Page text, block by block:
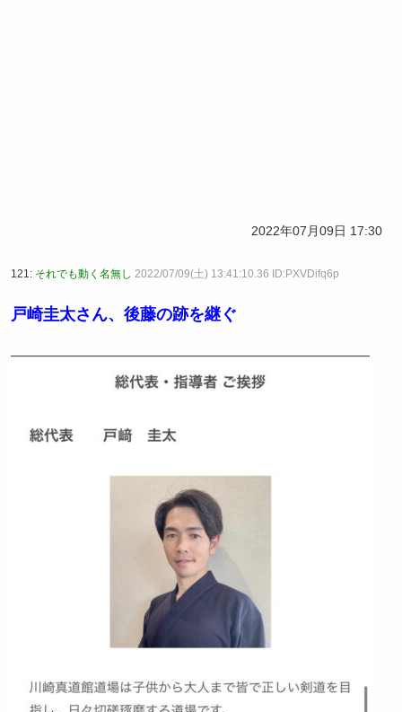
2022年07月09日 17:30
121: それでも動く名無し 2022/07/09(土) 13:41:10.36 ID:PXVDifq6p
戸崎圭太さん、後藤の跡を継ぐ